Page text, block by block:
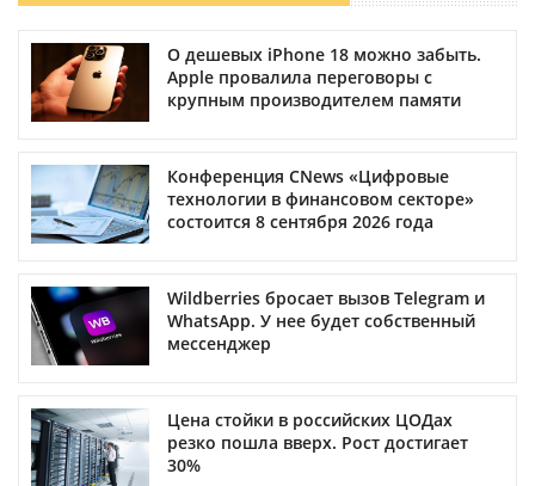
О дешевых iPhone 18 можно забыть.
Apple провалила переговоры с
крупным производителем памяти
Конференция CNews «Цифровые
технологии в финансовом секторе»
состоится 8 сентября 2026 года
Wildberries бросает вызов Telegram и
WhatsApp. У нее будет собственный
мессенджер
Цена стойки в российских ЦОДах
резко пошла вверх. Рост достигает
30%